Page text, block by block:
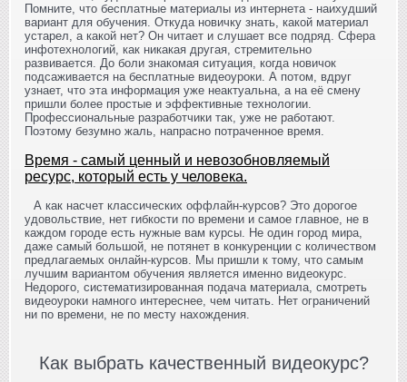
Помните, что бесплатные материалы из интернета - наихудший
вариант для обучения. Откуда новичку знать, какой материал
устарел, а какой нет? Он читает и слушает все подряд. Сфера
инфотехнологий, как никакая другая, стремительно
развивается. До боли знакомая ситуация, когда новичок
подсаживается на бесплатные видеоуроки. А потом, вдруг
узнает, что эта информация уже неактуальна, а на её смену
пришли более простые и эффективные технологии.
Профессиональные разработчики так, уже не работают.
Поэтому безумно жаль, напрасно потраченное время.
Время - самый ценный и невозобновляемый
ресурс, который есть у человека.
А как насчет классических оффлайн-курсов? Это дорогое
удовольствие, нет гибкости по времени и самое главное, не в
каждом городе есть нужные вам курсы. Не один город мира,
даже самый большой, не потянет в конкуренции с количеством
предлагаемых онлайн-курсов. Мы пришли к тому, что самым
лучшим вариантом обучения является именно видеокурс.
Недорого, систематизированная подача материала, смотреть
видеоуроки намного интереснее, чем читать. Нет ограничений
ни по времени, не по месту нахождения.
Как выбрать качественный видеокурс?